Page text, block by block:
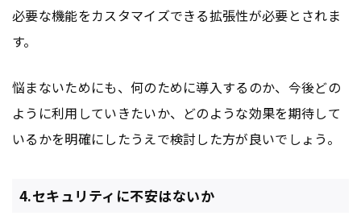
必要な機能をカスタマイズできる拡張性が必要とされま
す。
悩まないためにも、何のために導入するのか、今後どの
ように利用していきたいか、どのような効果を期待して
いるかを明確にしたうえで検討した方が良いでしょう。
4.セキュリティに不安はないか